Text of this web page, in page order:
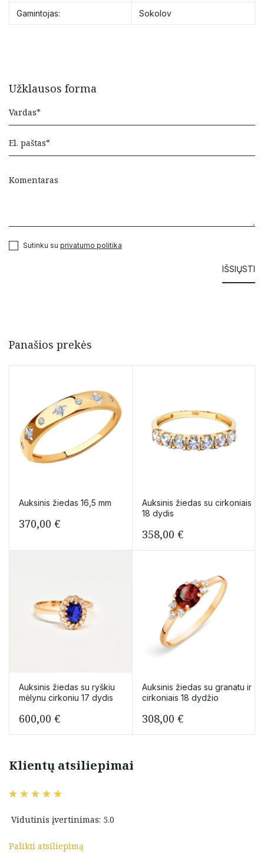
Gamintojas: Sokolov
Užklausos forma
Sutinku su privatumo politika
Panašios prekės
Auksinis žiedas 16,5 mm
370,00 €
Auksinis žiedas su cirkoniais
18 dydis
358,00 €
Auksinis žiedas su ryškiu
mėlynu cirkoniu 17 dydis
600,00 €
Auksinis žiedas su granatu ir
cirkoniais 18 dydžio
308,00 €
Klientų atsiliepimai
Vidutinis įvertinimas: 5.0
Palikti atsiliepimą